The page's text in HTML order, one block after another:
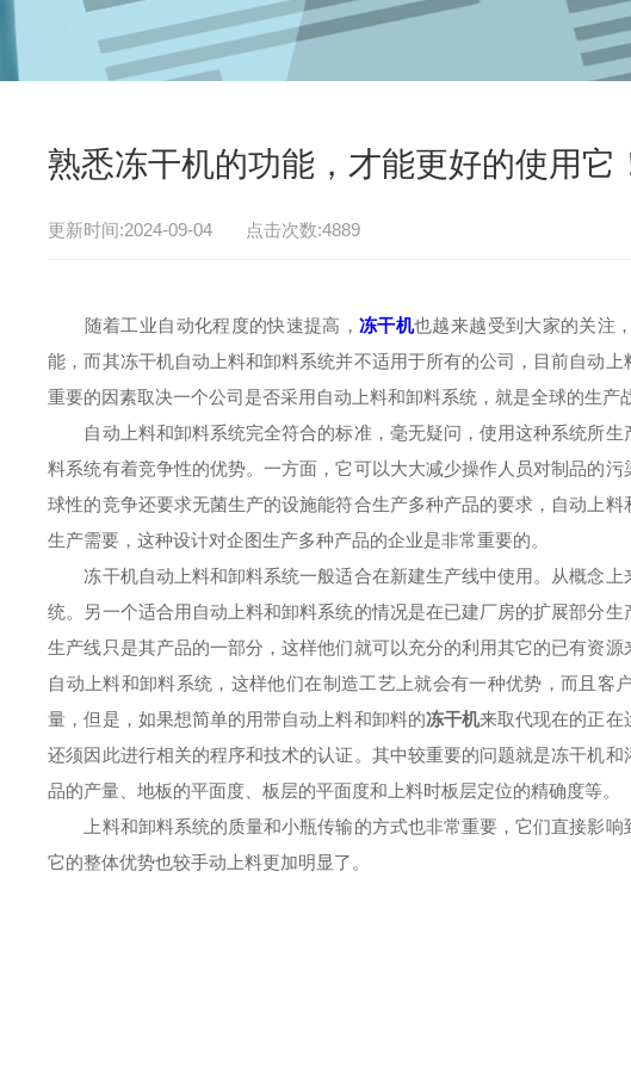
熟悉冻干机的功能，才能更好的使用它
更新时间:2024-09-04 点击次数:4889
随着工业自动化程度的快速提高，冻干机也越来越受到大家的关注
能，而其冻干机自动上料和卸料系统并不适用于所有的公司，目前自动
重要的因素取决一个公司是否采用自动上料和卸料系统，就是全球的生产
自动上料和卸料系统完全符合的标准，毫无疑问，使用这种系统所生
料系统有着竞争性的优势。一方面，它可以大大减少操作人员对制品的
球性的竞争还要求无菌生产的设施能符合生产多种产品的要求，自动上
生产需要，这种设计对企图生产多种产品的企业是非常重要的。
冻干机自动上料和卸料系统一般适合在新建生产线中使用。从概念上
统。另一个适合用自动上料和卸料系统的情况是在已建厂房的扩展部分
生产线只是其产品的一部分，这样他们就可以充分的利用其它的已有资
自动上料和卸料系统，这样他们在制造工艺上就会有一种优势，而且客
量，但是，如果想简单的用带自动上料和卸料的冻干机来取代现在的正在
还须因此进行相关的程序和技术的认证。其中较重要的问题就是冻干机
品的产量、地板的平面度、板层的平面度和上料时板层定位的精确度等。
上料和卸料系统的质量和小瓶传输的方式也非常重要，它们直接影响
它的整体优势也较手动上料更加明显了。